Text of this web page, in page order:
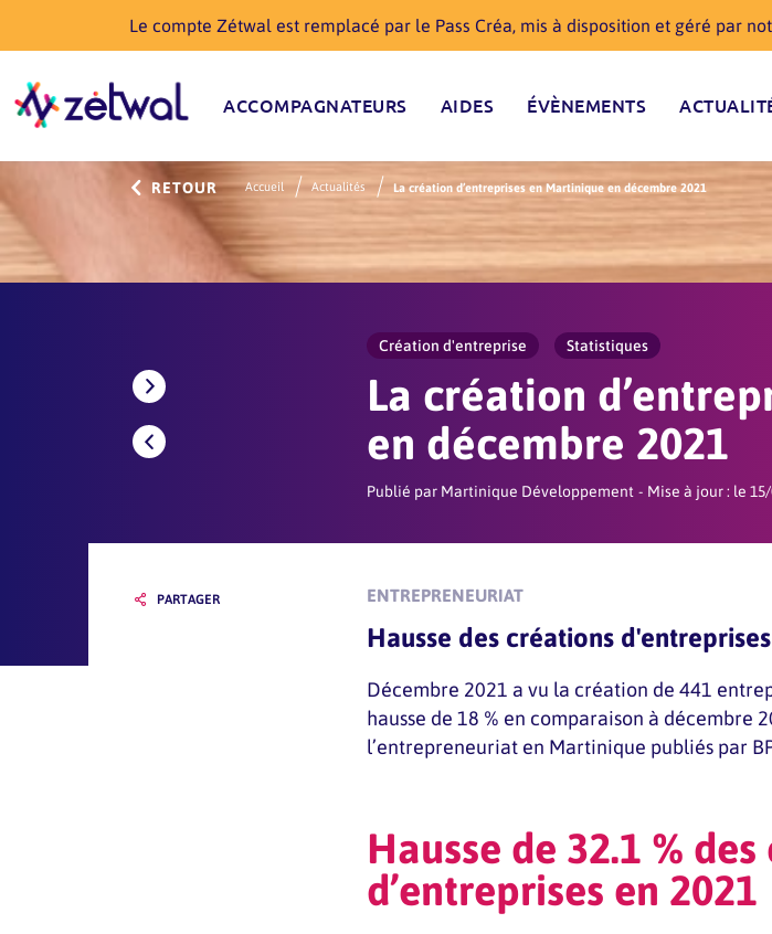
Le compte Zétwal est remplacé par le Pass Créa, mis à disposition et géré par
ACCOMPAGNATEURS AIDES ÉVÈNEMENTS
Accueil Actualités La création d’entreprises en Martinique en décembre 2021
RETOUR
Création d'entreprise Statistiques
La création
en décembre 2021
Publié par Martinique Développement Mise à jour : le
PARTAGER ENTREPRENEURIAT
Hausse des créations
Décembre 2021 a vu la création de 441
hausse de 18 % en comparaison à décembre
l’entrepreneuriat en Martinique publiés par
Hausse de 32.1 %
d’entreprises en 2021